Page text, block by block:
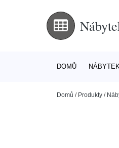
DOMŮ
Domů / Produkty /